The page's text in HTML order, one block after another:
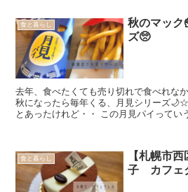
食と暮らし
秋のマック
ズ🥺
去年、食べたくても売り切れで食べれな
秋になったら毎年くる、月見シリーズ
とあったけれど・・ この月見パイってい
食と暮らし
【札幌市
子 カフェ